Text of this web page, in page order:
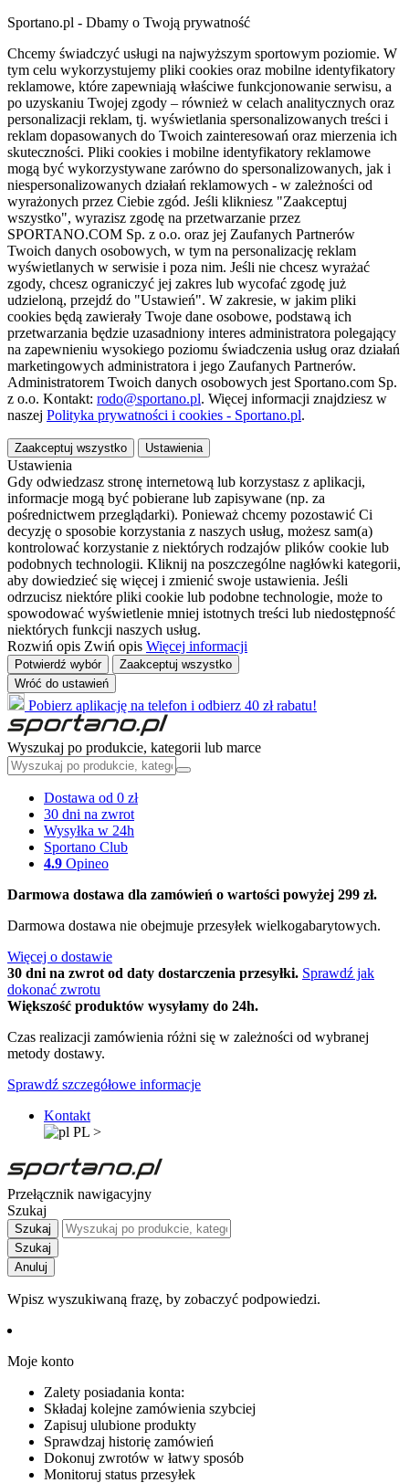
Sportano.pl - Dbamy o Twoją prywatność
Chcemy świadczyć usługi na najwyższym sportowym poziomie. W
tym celu wykorzystujemy pliki cookies oraz mobilne identyfikatory
reklamowe, które zapewniają właściwe funkcjonowanie serwisu, a
po uzyskaniu Twojej zgody – również w celach analitycznych oraz
personalizacji reklam, tj. wyświetlania spersonalizowanych treści i
reklam dopasowanych do Twoich zainteresowań oraz mierzenia ich
skuteczności. Pliki cookies i mobilne identyfikatory reklamowe
mogą być wykorzystywane zarówno do spersonalizowanych, jak i
niespersonalizowanych działań reklamowych - w zależności od
wyrażonych przez Ciebie zgód. Jeśli klikniesz "Zaakceptuj
wszystko", wyrazisz zgodę na przetwarzanie przez
SPORTANO.COM Sp. z o.o. oraz jej Zaufanych Partnerów
Twoich danych osobowych, w tym na personalizację reklam
wyświetlanych w serwisie i poza nim. Jeśli nie chcesz wyrażać
zgody, chcesz ograniczyć jej zakres lub wycofać zgodę już
udzieloną, przejdź do "Ustawień". W zakresie, w jakim pliki
cookies będą zawierały Twoje dane osobowe, podstawą ich
przetwarzania będzie uzasadniony interes administratora polegający
na zapewnieniu wysokiego poziomu świadczenia usług oraz działań
marketingowych administratora i jego Zaufanych Partnerów.
Administratorem Twoich danych osobowych jest Sportano.com Sp.
z o.o. Kontakt: rodo@sportano.pl. Więcej informacji znajdziesz w
naszej Polityka prywatności i cookies - Sportano.pl.
Zaakceptuj wszystko Ustawienia
Ustawienia
Gdy odwiedzasz stronę internetową lub korzystasz z aplikacji,
informacje mogą być pobierane lub zapisywane (np. za
pośrednictwem przeglądarki). Ponieważ chcemy pozostawić Ci
decyzję o sposobie korzystania z naszych usług, możesz sam(a)
kontrolować korzystanie z niektórych rodzajów plików cookie lub
podobnych technologii. Kliknij na poszczególne nagłówki kategorii,
aby dowiedzieć się więcej i zmienić swoje ustawienia. Jeśli
odrzucisz niektóre pliki cookie lub podobne technologie, może to
spowodować wyświetlenie mniej istotnych treści lub niedostępność
niektórych funkcji naszych usług.
Rozwiń opis Zwiń opis Więcej informacji
Potwierdź wybór
Zaakceptuj wszystko
Wróć do ustawień
Pobierz aplikację na telefon i odbierz 40 zł rabatu!
Wyszukaj po produkcie, kategorii lub marce
Dostawa od 0 zł
30 dni na zwrot
Wysyłka w 24h
Sportano Club
4.9 Opineo
Darmowa dostawa dla zamówień o wartości powyżej 299 zł.
Darmowa dostawa nie obejmuje przesyłek wielkogabarytowych.
Więcej o dostawie
30 dni na zwrot od daty dostarczenia przesyłki. Sprawdź jak
dokonać zwrotu
Większość produktów wysyłamy do 24h.
Czas realizacji zamówienia różni się w zależności od wybranej
metody dostawy.
Sprawdź szczegółowe informacje
Kontakt
PL >
Przełącznik nawigacyjny
Szukaj
Szukaj
Szukaj
Anuluj
Wpisz wyszukiwaną frazę, by zobaczyć podpowiedzi.
Moje konto
Zalety posiadania konta:
Składaj kolejne zamówienia szybciej
Zapisuj ulubione produkty
Sprawdzaj historię zamówień
Dokonuj zwrotów w łatwy sposób
Monitoruj status przesyłek